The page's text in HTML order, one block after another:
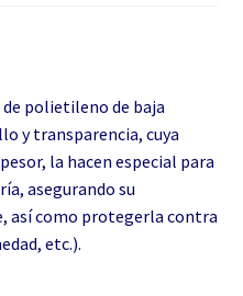
polietileno de baja
y transparencia, cuya
la hacen especial para
asegurando su
así como protegerla contra
etc.).